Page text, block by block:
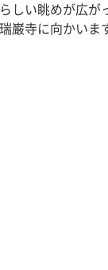
い眺めが広が
巌寺に向かいま